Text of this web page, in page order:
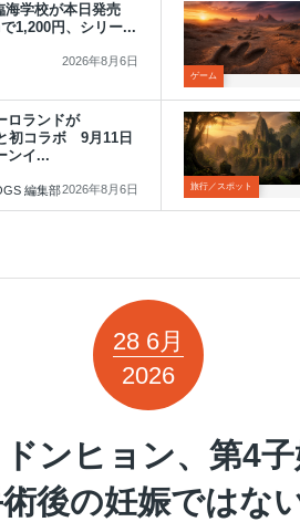
海学校が本日発売
1,200円、シリー...
2026年8月6日
ゲーム
ロランドが
初コラボ 9月11日
ンイ...
編集部2026年8月6日 旅行／スポット
28 6月
2026
ンヒョン、第4
後の妊娠ではな